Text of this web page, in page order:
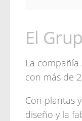
El
La compañía
con más de
Con plantas
diseño y la